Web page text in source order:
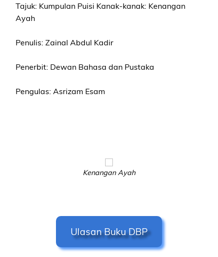
Tajuk: Kumpulan Puisi Kanak-kanak: Kenangan
Ayah
Penulis: Zainal Abdul Kadir
Penerbit: Dewan Bahasa dan Pustaka
Pengulas: Asrizam Esam
Kenangan Ayah
Ulasan Buku DBP